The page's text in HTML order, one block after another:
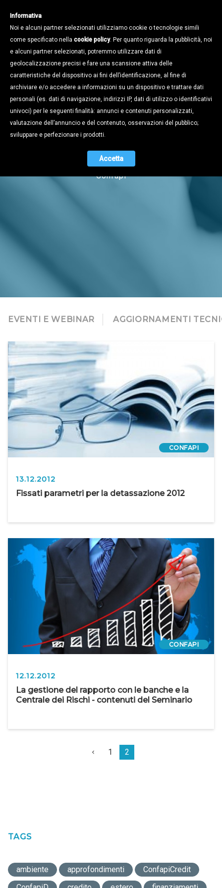
Notizie
Naviga tra i contenuti dell'universo
Confapi
EVENTI E WEBINAR AGGIORNAMENTI
CONFAPI
13.12.2012
Fissati parametri per la detassazione 2012
CONFAPI
12.12.2012
La gestione del rapporto con le banche e la
Centrale dei Rischi - contenuti del Seminario
1 2
TAGS
ambiente approfondimenti
ConfapiCredit
Informativa
Noi e alcuni partner selezionati utilizziamo cookie o tecnologie simili
come specificato nella cookie policy. Per quanto riguarda la pubblicità, noi
e alcuni partner selezionati, potremmo utilizzare dati di
geolocalizzazione precisi e fare una scansione attiva delle
caratteristiche del dispositivo ai fini dell’identificazione, al fine di
archiviare e/o accedere a informazioni su un dispositivo e trattare dati
personali (es. dati di navigazione, indirizzi IP, dati di utilizzo o identificativi
univoci) per le seguenti finalità: annunci e contenuti personalizzati,
valutazione dell’annuncio e del contenuto, osservazioni del pubblico;
sviluppare e perfezionare i prodotti.
Accetta